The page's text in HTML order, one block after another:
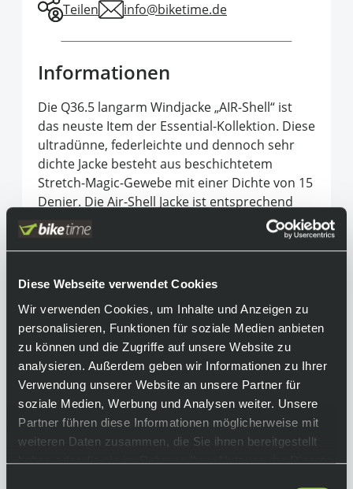
Diese Webseite verwendet Cookies
Wir verwenden Cookies, um Inhalte und Anzeigen zu
personalisieren, Funktionen für soziale Medien anbieten
zu können und die Zugriffe auf unsere Website zu
analysieren. Außerdem geben wir Informationen zu Ihrer
Verwendung unserer Website an unsere Partner für
soziale Medien, Werbung und Analysen weiter. Unsere
Partner führen diese Informationen möglicherweise mit
weiteren Daten zusammen, die Sie ihnen bereitgestellt
haben oder die sie im Rahmen Ihrer Nutzung der Dienste
Teilen info@biketime.de
Informationen
Die Q36.5 langarm Windjacke „AIR-Shell“ ist
das neuste Item der Essential-Kollektion. Diese
ultradünne, federleichte und dennoch sehr
dichte Jacke besteht aus beschichtetem
Stretch-Magic-Gewebe mit einer Dichte von 15
Denier. Die Air-Shell Jacke ist entsprechend
winddicht, wasserdicht und dabei noch richtig
stylisch und so der perfekte Begleiter für das
den Armen machen dich auch in der
sichtbar.
Damit du dich für dierichtige Größe
entscheiden kannst, haben wir
nachgemessen:Die Maße findest du weiter
unten, hier.
Equipment
Farbe: Schwarz Material: 80% Polyamid, 10%